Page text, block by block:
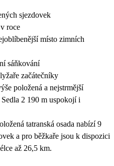
sjezdovek
roce
místo zimních
sáňkování
začátečníky
položená a nejstrmější
2 190 m uspokojí i
tatranská osada nabízí 9
a pro běžkaře jsou k dispozici
až 26,5 km.